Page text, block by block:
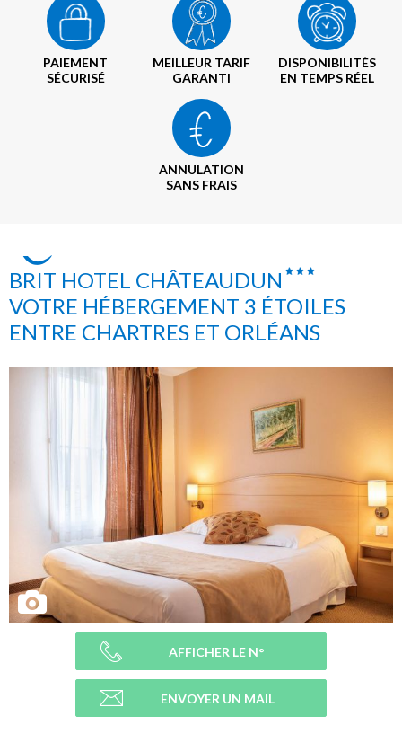
PAIEMENT
SÉCURISÉ
MEILLEUR TARIF
GARANTI
DISPONIBILITÉS
EN TEMPS RÉEL
ANNULATION
SANS FRAIS
BRIT HOTEL CHÂTEAUDUN
VOTRE HÉBERGEMENT 3 ÉTOILES
ENTRE CHARTRES ET ORLÉANS
AFFICHER LE N°
ENVOYER UN MAIL